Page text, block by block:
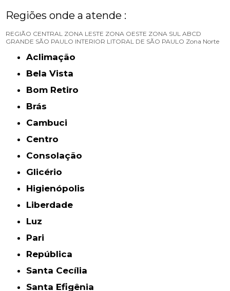
Regiões onde a atende :
REGIÃO CENTRAL ZONA LESTE ZONA OESTE ZONA SUL ABCD
GRANDE SÃO PAULO INTERIOR LITORAL DE SÃO PAULO Zona Norte
Aclimação
Bela Vista
Bom Retiro
Brás
Cambuci
Centro
Consolação
Glicério
Higienópolis
Liberdade
Luz
Pari
República
Santa Cecília
Santa Efigênia